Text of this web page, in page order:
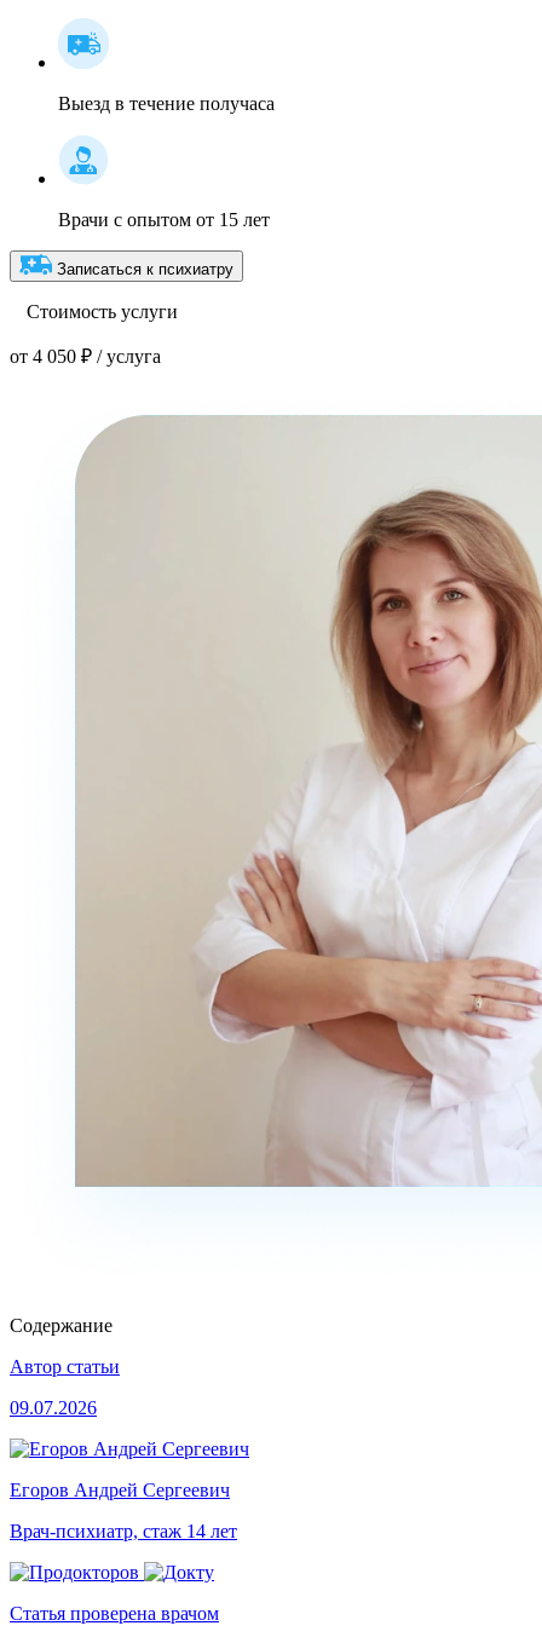
Выезд в течение получаса
Врачи с опытом от 15 лет
Записаться к психиатру
Стоимость услуги
от 4 050 ₽ / услуга
Содержание
Автор статьи
09.07.2026
Егоров Андрей Сергеевич
Врач-психиатр, стаж 14 лет
Статья проверена врачом